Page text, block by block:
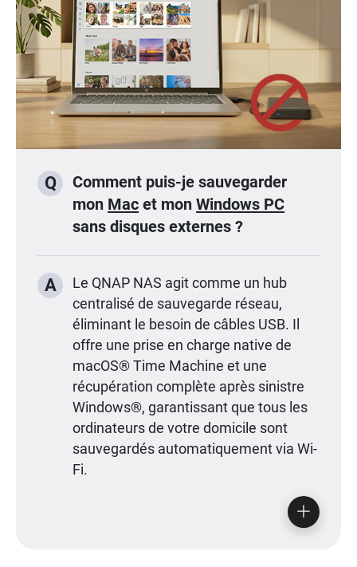
Q
Comment puis-je sauvegarder
mon Mac et monWindows PC
sans disques externes ?
A
Le QNAP NAS agit comme un hub
centralisé de sauvegarde réseau,
éliminant le besoin de câbles USB. Il
offre une prise en charge native de
macOS® Time Machine et une
récupération complète après sinistre
Windows®, garantissant que tous les
ordinateurs de votre domicile sont
sauvegardés automatiquement via Wi-
Fi.